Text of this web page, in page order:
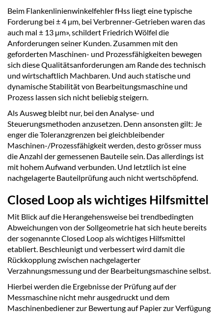
Beim Flankenlinienwinkelfehler fHss liegt eine typische
Forderung bei ± 4 µm, bei Verbrenner-Getrieben waren das
auch mal ± 13 µm», schildert Friedrich Wölfel die
Anforderungen seiner Kunden. Zusammen mit den
geforderten Maschinen- und Prozessfähigkeiten bewegen
sich diese Qualitätsanforderungen am Rande des technisch
und wirtschaftlich Machbaren. Und auch statische und
dynamische Stabilität von Bearbeitungsmaschine und
Prozess lassen sich nicht beliebig steigern.
Als Ausweg bleibt nur, bei den Analyse- und
Steuerungsmethoden anzusetzen. Denn ansonsten gilt: Je
enger die Toleranzgrenzen bei gleichbleibender
Maschinen-/Prozessfähigkeit werden, desto grösser muss
die Anzahl der gemessenen Bauteile sein. Das allerdings ist
mit hohem Aufwand verbunden. Und letztlich ist eine
nachgelagerte Bauteilprüfung auch nicht wertschöpfend.
Closed Loop als wichtiges Hilfsmittel
Mit Blick auf die Herangehensweise bei trendbedingten
Abweichungen von der Sollgeometrie hat sich heute bereits
der sogenannte Closed Loop als wichtiges Hilfsmittel
etabliert. Beschleunigt und verbessert wird damit die
Rückkopplung zwischen nachgelagerter
Verzahnungsmessung und der Bearbeitungsmaschine selbst.
Hierbei werden die Ergebnisse der Prüfung auf der
Messmaschine nicht mehr ausgedruckt und dem
Maschinenbediener zur Bewertung auf Papier zur Verfügung